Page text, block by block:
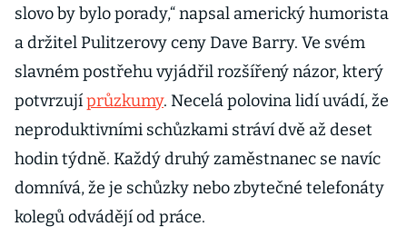
slovo by bylo porady,“ napsal americký humorista
a držitel Pulitzerovy ceny Dave Barry. Ve svém
slavném postřehu vyjádřil rozšířený názor, který
potvrzujíprůzkumy. Necelá polovina lidí uvádí, že
neproduktivními schůzkami stráví dvě až deset
hodin týdně. Každý druhý zaměstnanec se navíc
domnívá, že je schůzky nebo zbytečné telefonáty
kolegů odvádějí od práce.